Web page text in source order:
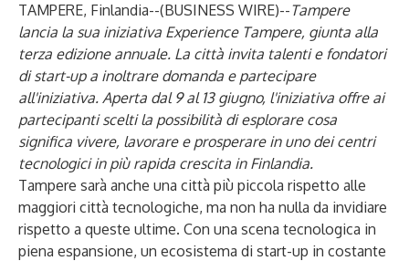
TAMPERE, Finlandia--(BUSINESS WIRE)--Tampere
lancia la sua iniziativa Experience Tampere, giunta alla
terza edizione annuale. La città invita talenti e fondatori
di start-up a inoltrare domanda e partecipare
all'iniziativa. Aperta dal 9 al 13 giugno, l'iniziativa offre ai
partecipanti scelti la possibilità di esplorare cosa
significa vivere, lavorare e prosperare in uno dei centri
tecnologici in più rapida crescita in Finlandia.
Tampere sarà anche una città più piccola rispetto alle
maggiori città tecnologiche, ma non ha nulla da invidiare
rispetto a queste ultime. Con una scena tecnologica in
piena espansione, un ecosistema di start-up in costante